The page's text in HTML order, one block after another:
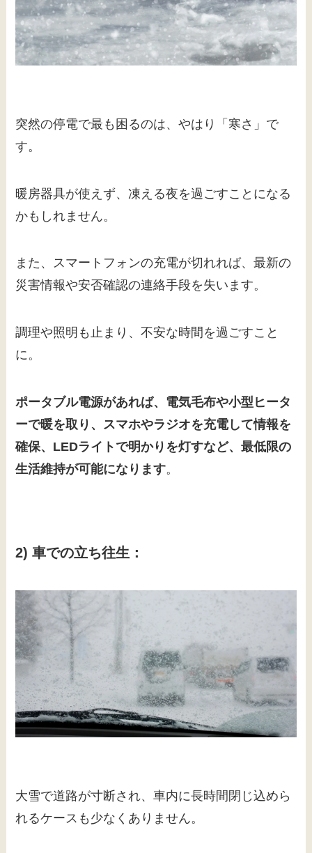
突然の停電で最も困るのは、やはり「寒さ」で
す。
暖房器具が使えず、凍える夜を過ごすことになる
かもしれません。
また、スマートフォンの充電が切れれば、最新の
災害情報や安否確認の連絡手段を失います。
調理や照明も止まり、不安な時間を過ごすこと
に。
ポータブル電源があれば、電気毛布や小型ヒータ
ーで暖を取り、スマホやラジオを充電して情報を
確保、LEDライトで明かりを灯すなど、最低限の
生活維持が可能になります。
2) 車での立ち往生：
大雪で道路が寸断され、車内に長時間閉じ込めら
れるケースも少なくありません。